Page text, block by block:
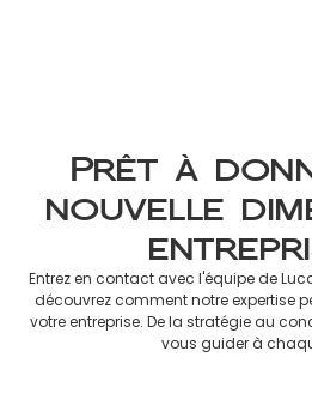
Prêt à
nouvelle
Entrez en contact avec l'équipe de
découvrez comment notre expertise
votre entreprise. De la stratégie au
vous guider à